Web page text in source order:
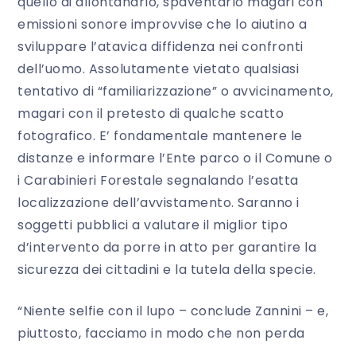
emissioni sonore improvvise che lo aiutino a
sviluppare l’atavica diffidenza nei confronti
dell’uomo. Assolutamente vietato qualsiasi
tentativo di “familiarizzazione” o avvicinamento,
magari con il pretesto di qualche scatto
fotografico. E’ fondamentale mantenere le
distanze e informare l’Ente parco o il Comune o
i Carabinieri Forestale segnalando l’esatta
localizzazione dell’avvistamento. Saranno i
soggetti pubblici a valutare il miglior tipo
d’intervento da porre in atto per garantire la
sicurezza dei cittadini e la tutela della specie.
“Niente selfie con il lupo – conclude Zannini – e,
piuttosto, facciamo in modo che non perda